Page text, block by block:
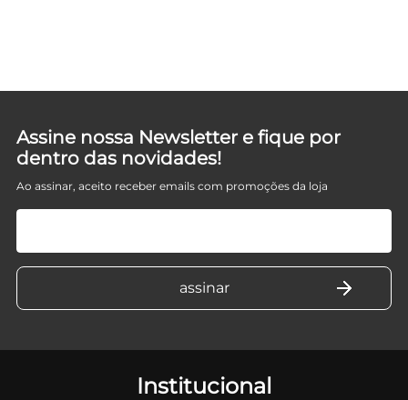
Assine nossa Newsletter e fique por
dentro das novidades!
Ao assinar, aceito receber emails com promoções da loja
Institucional